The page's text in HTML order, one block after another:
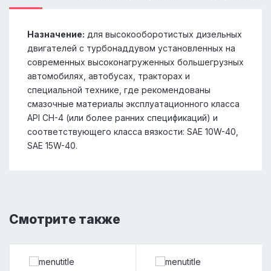
Назначение: для высокооборотистых дизельных
двигателей с турбонаддувом установленных на
современных высоконагруженных большегрузных
автомобилях, автобусах, тракторах и
специальной технике, где рекомендованы
смазочные материалы эксплуатационного класса
API CH-4 (или более ранних спецификаций) и
соответствующего класса вязкости: SAE 10W-40,
SAE 15W-40.
Смотрите также